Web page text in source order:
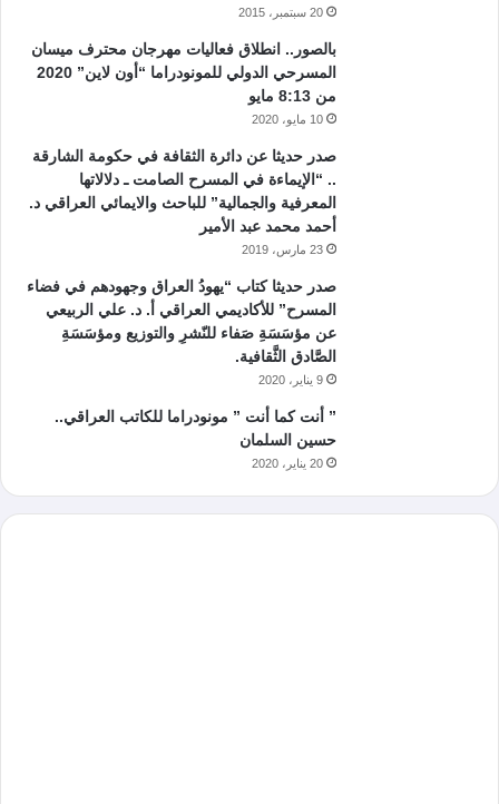
20 سبتمبر، 2015
بالصور.. انطلاق فعاليات مهرجان محترف ميسان
المسرحي الدولي للمونودراما “أون لاين” 2020
من 8:13 مايو
10 مايو، 2020
صدر حديثا عن دائرة الثقافة في حكومة الشارقة
.. “الإيماءة في المسرح الصامت ـ دلالاتها
المعرفية والجمالية” للباحث والايمائي العراقي د.
أحمد محمد عبد الأمير
23 مارس، 2019
صدر حديثا كتاب “يهودُ العراق وجهودهم في فضاء
المسرح” للأكاديمي العراقي أ. د. علي الربيعي
عن مؤسَسَةِ صَفاء للنّشرِ والتوزيع ومؤسَسَةِ
الصَّادق الثَّقافية.
9 يناير، 2020
” أنت كما أنت ” مونودراما للكاتب العراقي..
حسين السلمان
20 يناير، 2020